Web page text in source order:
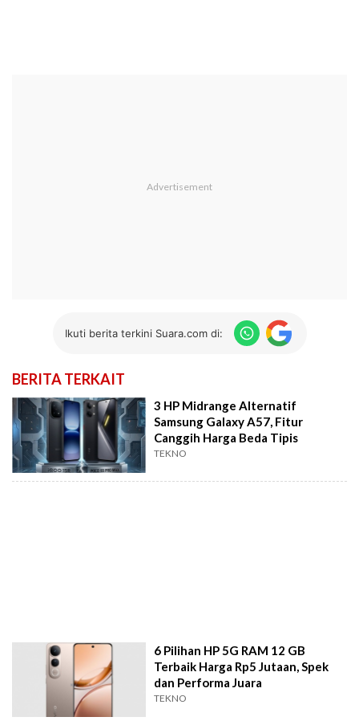
Ikuti berita terkini Suara.com di:
BERITA TERKAIT
3 HP Midrange Alternatif
Samsung Galaxy A57, Fitur
Canggih Harga Beda Tipis
TEKNO
6 Pilihan HP 5G RAM 12 GB
Terbaik Harga Rp5 Jutaan, Spek
dan Performa Juara
TEKNO